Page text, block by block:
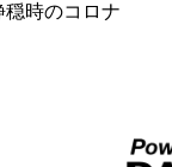
時のコロナ